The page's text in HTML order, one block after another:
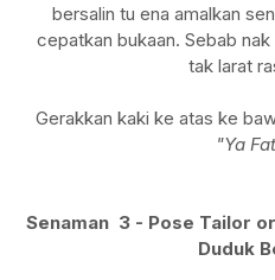
bersalin tu ena amalkan
cepatkan bukaan. Sebab
tak larat
Gerakkan kaki ke atas ke
"Ya
Senaman 3 - Pose Tailor
Duduk